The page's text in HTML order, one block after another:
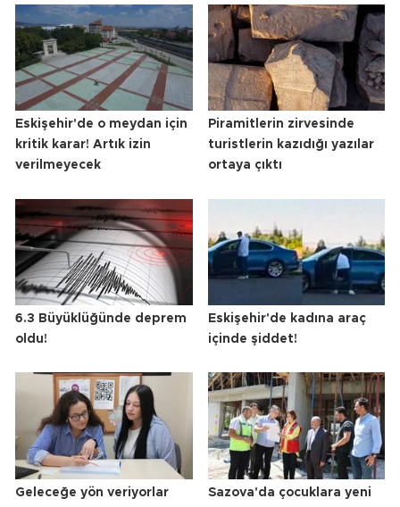
Eskişehir'de o meydan için
kritik karar! Artık izin
verilmeyecek
Piramitlerin zirvesinde
turistlerin kazıdığı yazılar
ortaya çıktı
6.3 Büyüklüğünde deprem
oldu!
Eskişehir'de kadına araç
içinde şiddet!
Geleceğe yön veriyorlar
Sazova'da çocuklara yeni